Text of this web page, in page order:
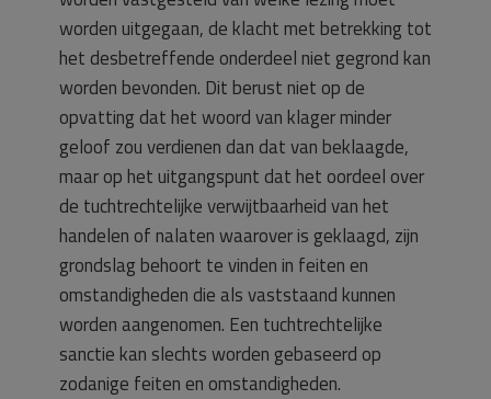
worden uitgegaan, de klacht met betrekking tot
het desbetreffende onderdeel niet gegrond kan
worden bevonden. Dit berust niet op de
opvatting dat het woord van klager minder
geloof zou verdienen dan dat van beklaagde,
maar op het uitgangspunt dat het oordeel over
de tuchtrechtelijke verwijtbaarheid van het
handelen of nalaten waarover is geklaagd, zijn
grondslag behoort te vinden in feiten en
omstandigheden die als vaststaand kunnen
worden aangenomen. Een tuchtrechtelijke
sanctie kan slechts worden gebaseerd op
zodanige feiten en omstandigheden.